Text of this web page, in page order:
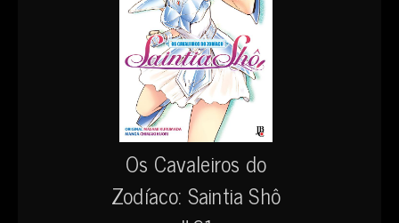
Os Cavaleiros do
Zodíaco: Saintia Shô